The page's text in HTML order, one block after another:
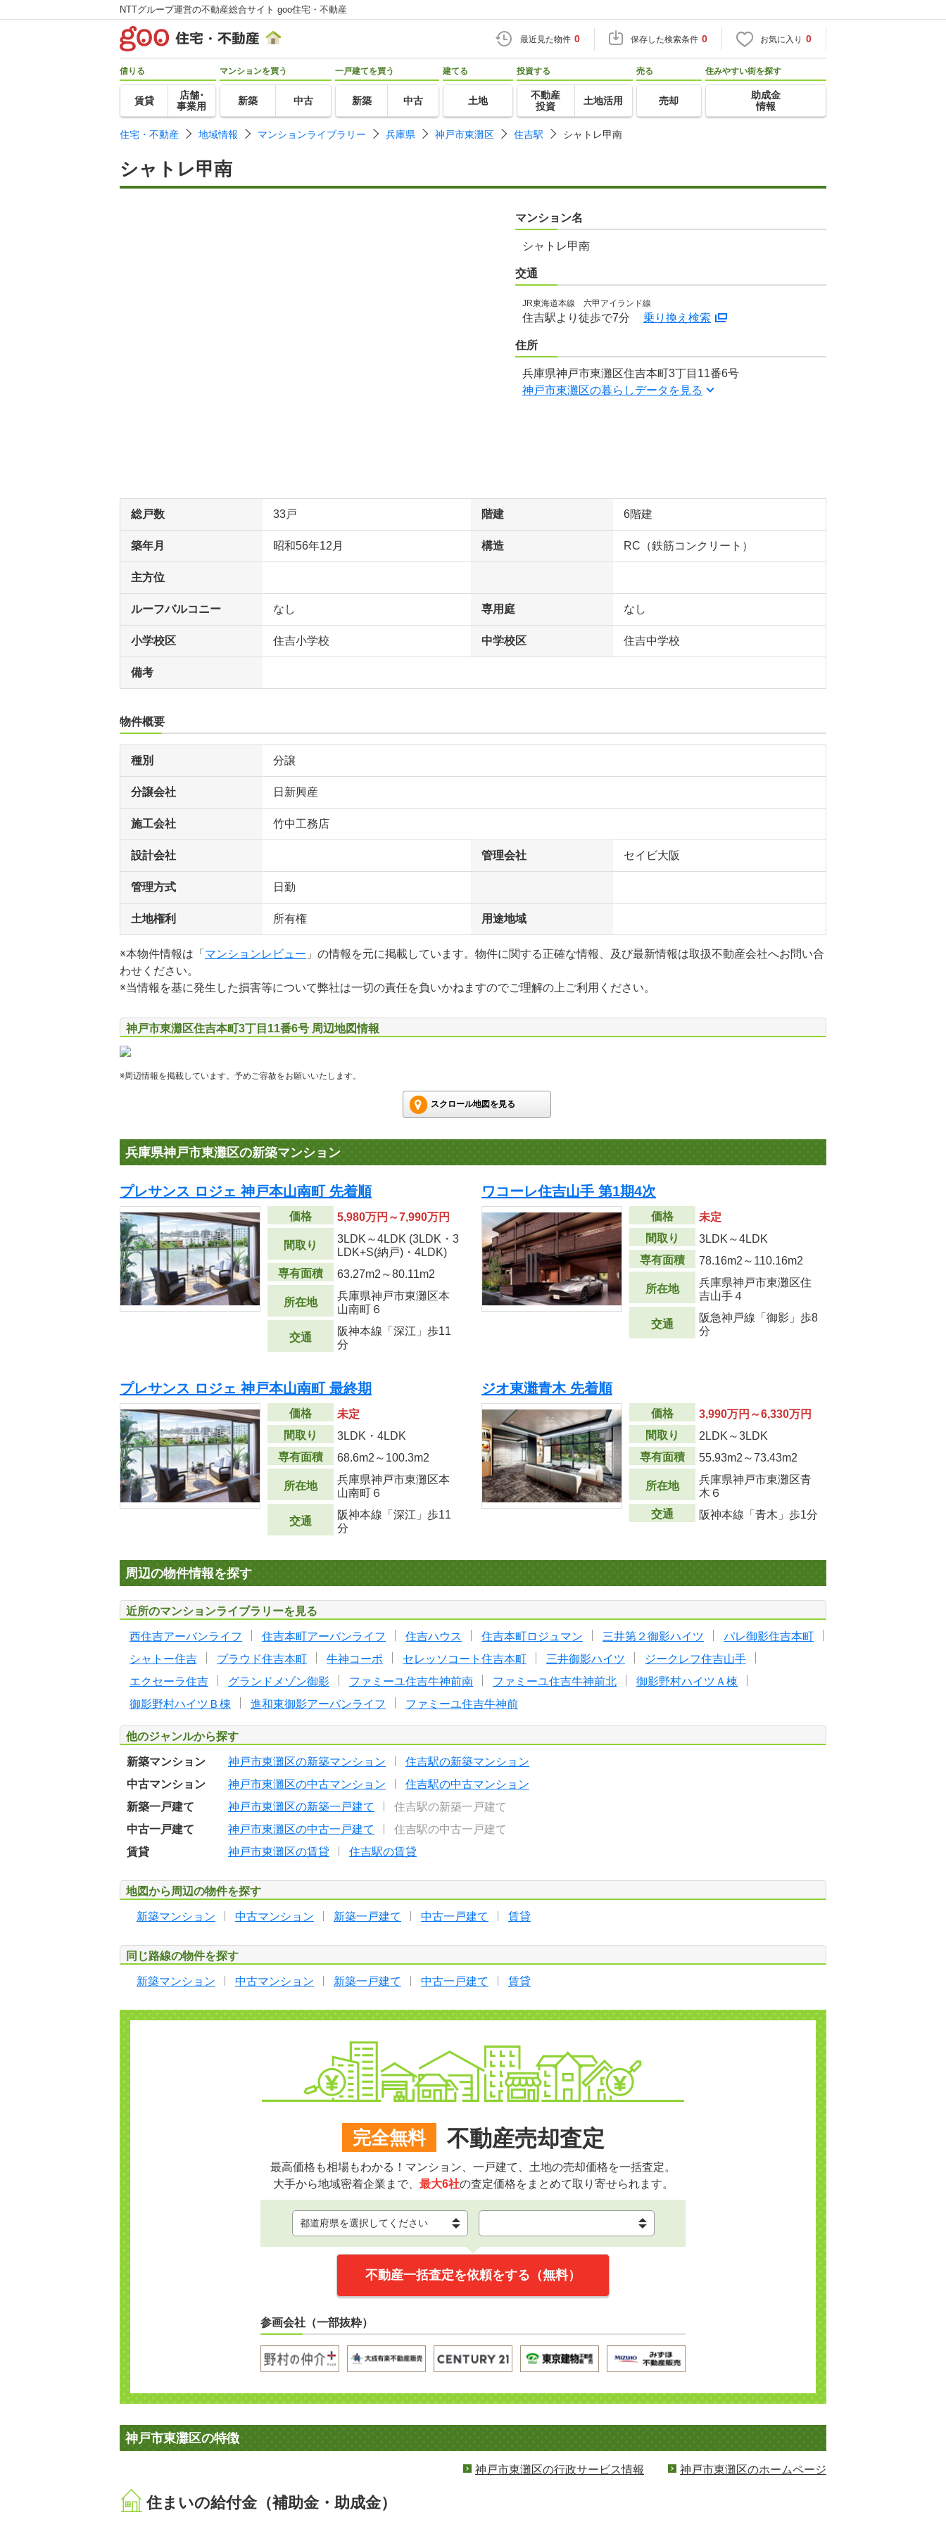
NTTグループ運営の不動産総合サイト goo住宅・不動産
最近見た物件 0 保存した検索条件 0 お気に入り 0
借りる
賃貸
店舗･
事業用
マンションを買う
新築 中古
一戸建てを買う
新築 中古
建てる
土地
投資する
不動産
投資
土地活用
売る
売却
住みやすい街を探す
助成金
情報
住宅・不動産 地域情報 マンションライブラリー 兵庫県 神戸市東灘区 住吉駅 シャトレ甲南
シャトレ甲南
マンション名
シャトレ甲南
交通
JR東海道本線 六甲アイランド線
住吉駅より徒歩で7分 乗り換え検索
住所
兵庫県神戸市東灘区住吉本町3丁目11番6号
神戸市東灘区の暮らしデータを見る
総戸数 33戸 階建 6階建
築年月 昭和56年12月 構造 RC（鉄筋コンクリート）
主方位
ルーフバルコニー なし 専用庭 なし
小学校区 住吉小学校 中学校区 住吉中学校
備考
物件概要
種別 分譲
分譲会社 日新興産
施工会社 竹中工務店
設計会社 管理会社 セイビ大阪
管理方式 日勤
土地権利 所有権 用途地域
※本物件情報は「 マンションレビュー 」の情報を元に掲載しています。物件に関する正確な情報、及び最新情報は取扱不動産会社へお問い合
わせください。
※当情報を基に発生した損害等について弊社は一切の責任を負いかねますのでご理解の上ご利用ください。
神戸市東灘区住吉本町3丁目11番6号 周辺地図情報
※周辺情報を掲載しています。予めご容赦をお願いいたします。
スクロール地図を見る
兵庫県神戸市東灘区の新築マンション
プレサンス ロジェ 神戸本山南町 先着順
価格 5,980万円～7,990万円
間取り
3LDK～4LDK (3LDK・3
LDK+S(納戸)・4LDK)
専有面積
63.27m2 ～80.11m2
所在地
兵庫県神戸市東灘区本
山南町６
交通
阪神本線「深江」歩11
分
ワコーレ住吉山手 第1期4次
価格
未定
間取り
3LDK～4LDK
専有面積
78.16m2 ～110.16m2
所在地
兵庫県神戸市東灘区住
吉山手４
交通
阪急神戸線「御影」歩8
分
プレサンス ロジェ 神戸本山南町 最終期
価格
未定
間取り
3LDK・4LDK
専有面積
68.6m2 ～100.3m2
所在地
兵庫県神戸市東灘区本
山南町６
交通
阪神本線「深江」歩11
分
ジオ東灘青木 先着順
価格
3,990万円～6,330万円
間取り
2LDK～3LDK
専有面積
55.93m2 ～73.43m2
所在地
兵庫県神戸市東灘区青
木６
交通
阪神本線「青木」歩1分
周辺の物件情報を探す
近所のマンションライブラリーを見る
西住吉アーバンライフ 住吉本町アーバンライフ 住吉ハウス 住吉本町ロジュマン 三井第２御影ハイツ
パレ御影住吉本町
シャトー住吉
プラウド住吉本町 牛神コーポ セレッソコート住吉本町 三井御影ハイツ
ジークレフ住吉山手
エクセーラ住吉
グランドメゾン御影 ファミーユ住吉牛神前南 ファミーユ住吉牛神前北
御影野村ハイツＡ棟
御影野村ハイツＢ棟
進和東御影アーバンライフ ファミーユ住吉牛神前
他のジャンルから探す
新築マンション 神戸市東灘区の新築マンション
住吉駅の新築マンション
中古マンション
神戸市東灘区の中古マンション
住吉駅の中古マンション
新築一戸建て
神戸市東灘区の新築一戸建て
住吉駅の新築一戸建て
中古一戸建て
神戸市東灘区の中古一戸建て
住吉駅の中古一戸建て
賃貸
神戸市東灘区の賃貸 住吉駅の賃貸
地図から周辺の物件を探す
新築マンション 中古マンション 新築一戸建て 中古一戸建て 賃貸
同じ路線の物件を探す
新築マンション 中古マンション 新築一戸建て 中古一戸建て 賃貸
完全無料 不動産売却査定
最高価格も相場もわかる！マンション、一戸建て、土地の売却価格を一括査定。
大手から地域密着企業まで、 最大6社の査定価格をまとめて取り寄せられます。
不動産一括査定を依頼をする（無料）
参画会社（一部抜粋）
神戸市東灘区の特徴
神戸市東灘区の行政サービス情報 神戸市東灘区のホームページ
住まいの給付金（補助金・助成金）